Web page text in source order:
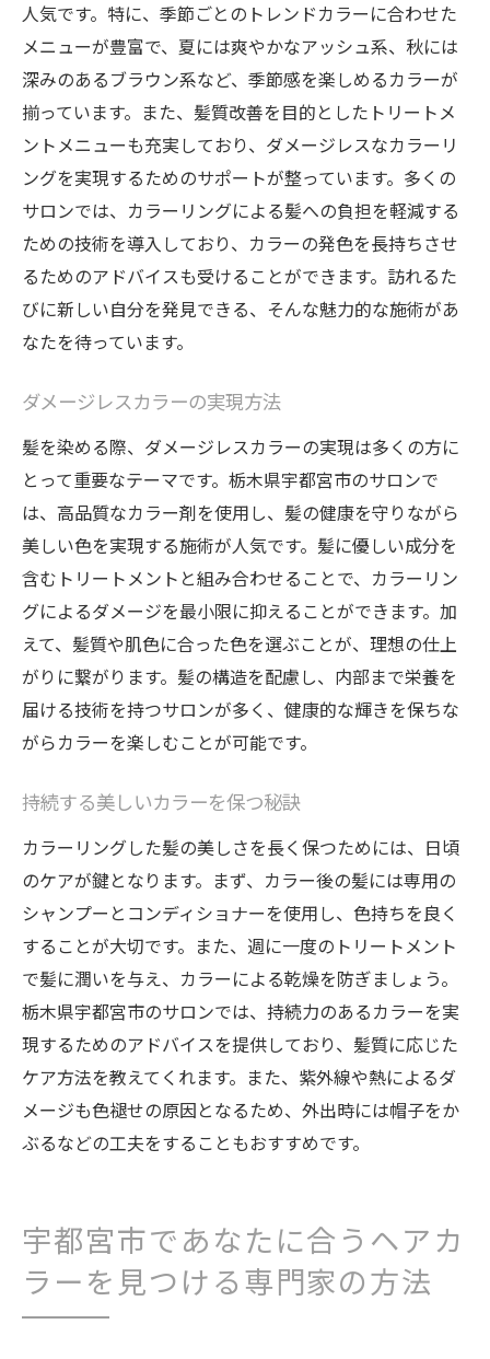
人気です。特に、季節ごとのトレンドカラーに合わせた
メニューが豊富で、夏には爽やかなアッシュ系、秋には
深みのあるブラウン系など、季節感を楽しめるカラーが
揃っています。また、髪質改善を目的としたトリートメ
ントメニューも充実しており、ダメージレスなカラーリ
ングを実現するためのサポートが整っています。多くの
サロンでは、カラーリングによる髪への負担を軽減する
ための技術を導入しており、カラーの発色を長持ちさせ
るためのアドバイスも受けることができます。訪れるた
びに新しい自分を発見できる、そんな魅力的な施術があ
なたを待っています。
ダメージレスカラーの実現方法
髪を染める際、ダメージレスカラーの実現は多くの方に
とって重要なテーマです。栃木県宇都宮市のサロンで
は、高品質なカラー剤を使用し、髪の健康を守りながら
美しい色を実現する施術が人気です。髪に優しい成分を
含むトリートメントと組み合わせることで、カラーリン
グによるダメージを最小限に抑えることができます。加
えて、髪質や肌色に合った色を選ぶことが、理想の仕上
がりに繋がります。髪の構造を配慮し、内部まで栄養を
届ける技術を持つサロンが多く、健康的な輝きを保ちな
がらカラーを楽しむことが可能です。
持続する美しいカラーを保つ秘訣
カラーリングした髪の美しさを長く保つためには、日頃
のケアが鍵となります。まず、カラー後の髪には専用の
シャンプーとコンディショナーを使用し、色持ちを良く
することが大切です。また、週に一度のトリートメント
で髪に潤いを与え、カラーによる乾燥を防ぎましょう。
栃木県宇都宮市のサロンでは、持続力のあるカラーを実
現するためのアドバイスを提供しており、髪質に応じた
ケア方法を教えてくれます。また、紫外線や熱によるダ
メージも色褪せの原因となるため、外出時には帽子をか
ぶるなどの工夫をすることもおすすめです。
宇都宮市であなたに合うヘアカ
ラーを見つける専門家の方法